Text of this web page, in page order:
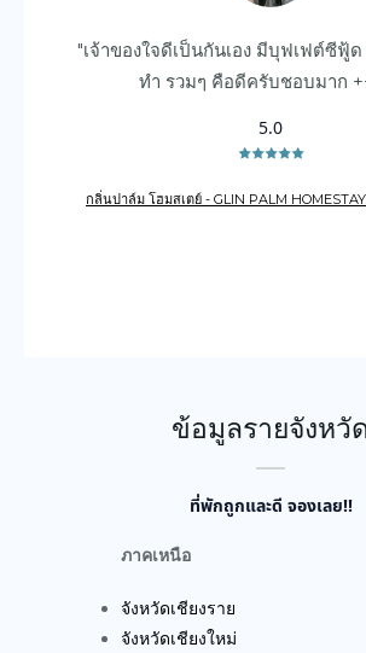
"เจ้าของใจดีเป็นกันเอง มีบุฟเฟต์ซีฟู้
ทำ รวมๆ คือดีครับชอบมาก
5.0
กลิ่นปาล์ม โฮมสเตย์ - GLIN PALM HOMESTAY
ข้อมูลรายจังหวั
ที่พักถูกและดี จองเลย!!
ภาคเหนือ
จังหวัดเชียงราย
จังหวัดเชียงใหม่